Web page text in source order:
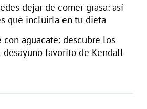
dejar de comer grasa: así
que incluirla en tu dieta
con aguacate: descubre los
favorito de Kendall